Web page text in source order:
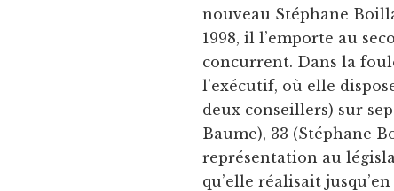
nouveau Stéphane
1998, il l’emporte au
concurrent. Dans la
l’exécutif, où elle
deux conseillers) sur
Baume), 33 (Stéphane
représentation au
qu’elle réalisait